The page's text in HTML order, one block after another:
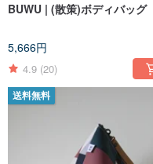
BUWU | (散策)ボディバッグ
5,666円
4.9 (20)
送料無料